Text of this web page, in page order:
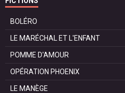
BOLÉRO
LE MARÉCHAL ET L'ENFANT
POMME D'AMOUR
OPÉRATION PHOENIX
LE MANÈGE